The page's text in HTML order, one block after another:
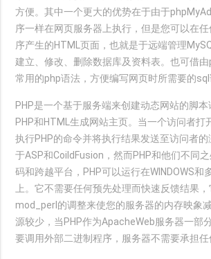
方便。其中一个更大的优势在于由于
序一样在网页服务器上执行，但是您可以在
序产生的HTML页面，也就是于远端管理
建立、修改、删除数据库及资料表。也可借
常用的php语法，方便编写网页时所需要的sql
PHP是一个基于服务端来创建动态网站的脚
PHP和HTML生成网站主页。当一个访问者打
执行PHP的命令并将执行结果发送至访问者
于ASP和CoildFusion，然而PHP和他们不同
码和跨越平台，PHP可以运行在WINDOWS和
上。它不需要任何预先处理而快速反馈结果
mod_perl的调整来使您的服务器的内存映象
源较少，当PHP作为ApacheWeb服务器一部
要调用外部二进制程序，服务器不需要承担任